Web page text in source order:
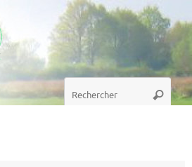
Recherche
pour